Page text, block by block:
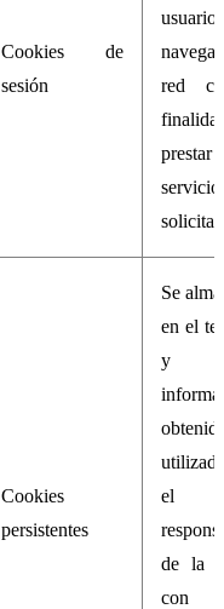
Cookies de
sesión
usuario
navega
red
servicio
Cookies
persistentes
Se
en el
y
el
de la